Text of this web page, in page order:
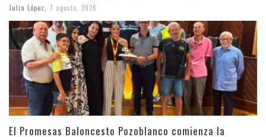
Julia López 7 agosto, 2026
El Promesas Baloncesto Pozoblanco comienza la